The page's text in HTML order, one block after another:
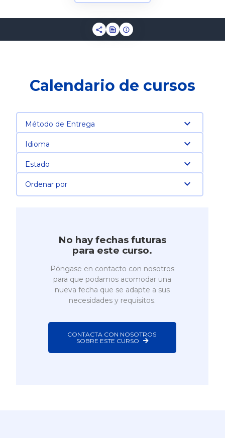
Calendario de cursos
Método de Entrega
Idioma
Estado
Ordenar por
No hay fechas futuras
para este curso.
Póngase en contacto con nosotros
para que podamos acomodar una
nueva fecha que se adapte a sus
necesidades y requisitos.
CONTACTA CON NOSOTROS
SOBRE ESTE CURSO